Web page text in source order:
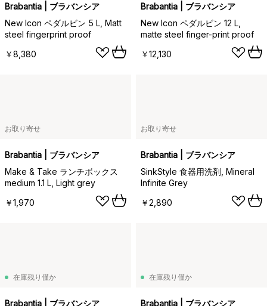
Brabantia | ブラバンシア
New Icon ペダルビン 5 L, Matt
steel fingerprint proof
￥8,380
Brabantia | ブラバンシア
New Icon ペダルビン 12 L,
matte steel finger-print proof
￥12,130
お取り寄せ
Brabantia | ブラバンシア
Make & Take ランチボックス
medium 1.1 L, Light grey
￥1,970
お取り寄せ
Brabantia | ブラバンシア
SinkStyle 食器用洗剤, Mineral
Infinite Grey
￥2,890
在庫残り僅か
Brabantia | ブラバンシア
在庫残り僅か
Brabantia | ブラバンシア